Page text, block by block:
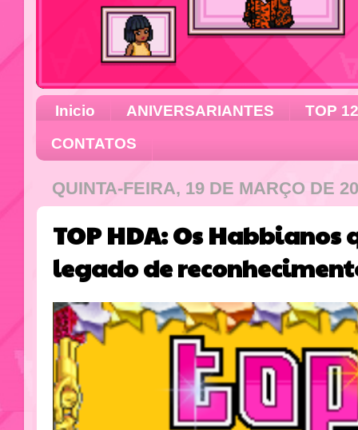
Inicio ANIVERSARIANTES
TOP 12
CONTATOS
QUINTA-FEIRA, 19 DE MARÇO DE
TOP HDA: Os Habbianos
legado de